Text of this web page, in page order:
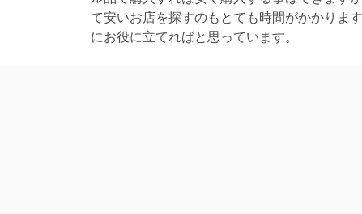
て安いお店を探すのもとても時間がかかりま
にお役に立てればと思っています。